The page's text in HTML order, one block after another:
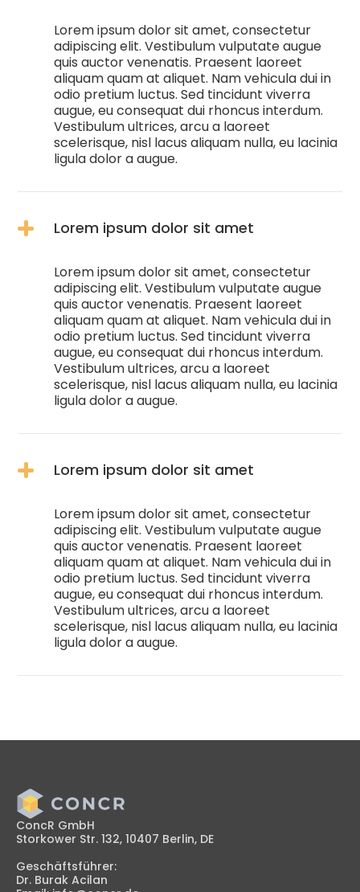
Lorem ipsum dolor sit amet, consectetur
adipiscing elit. Vestibulum vulputate augue
quis auctor venenatis. Praesent laoreet
aliquam quam at aliquet. Nam vehicula dui in
odio pretium luctus. Sed tincidunt viverra
augue, eu consequat dui rhoncus interdum.
Vestibulum ultrices, arcu a laoreet
scelerisque, nisl lacus aliquam nulla, eu lacinia
ligula dolor a augue.
Lorem ipsum dolor sit amet
Lorem ipsum dolor sit amet, consectetur
adipiscing elit. Vestibulum vulputate augue
quis auctor venenatis. Praesent laoreet
aliquam quam at aliquet. Nam vehicula dui in
odio pretium luctus. Sed tincidunt viverra
augue, eu consequat dui rhoncus interdum.
Vestibulum ultrices, arcu a laoreet
scelerisque, nisl lacus aliquam nulla, eu lacinia
ligula dolor a augue.
Lorem ipsum dolor sit amet
Lorem ipsum dolor sit amet, consectetur
adipiscing elit. Vestibulum vulputate augue
quis auctor venenatis. Praesent laoreet
aliquam quam at aliquet. Nam vehicula dui in
odio pretium luctus. Sed tincidunt viverra
augue, eu consequat dui rhoncus interdum.
Vestibulum ultrices, arcu a laoreet
scelerisque, nisl lacus aliquam nulla, eu lacinia
ligula dolor a augue.
ConcR GmbH
Storkower Str. 132, 10407 Berlin, DE
Geschäftsführer:
Dr. Burak Acilan